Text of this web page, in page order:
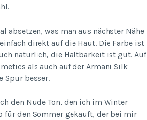
absetzen, was man aus nächster Nähe
direkt auf die Haut. Die Farbe ist
natürlich, die Haltbarkeit ist gut. Auf
als auch auf der Armani Silk
Spur besser.
den Nude Ton, den ich im Winter
für den Sommer gekauft, der bei mir